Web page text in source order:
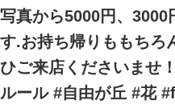
写真から5000円、
す.お持ち帰りももちろ
ひご来店くださいませ！
ルール #自由が丘 #花